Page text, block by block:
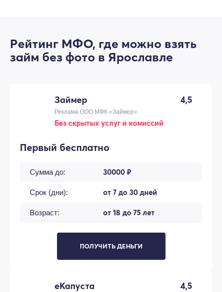
Рейтинг МФО, где можно взять
займ без фото в Ярославле
Займер 4,5
Реклама ООО МФК «Займер»
Без скрытых услуг и комиссий
Первый бесплатно
Сумма до: 30000 ₽
Срок (дни): от 7 до 30 дней
Возраст: от 18 до 75 лет
ПОЛУЧИТЬ ДЕНЬГИ
еКапуста 4,5